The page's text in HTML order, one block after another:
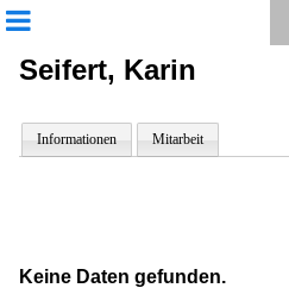
Seifert, Karin
Informationen Mitarbeit
Keine Daten gefunden.